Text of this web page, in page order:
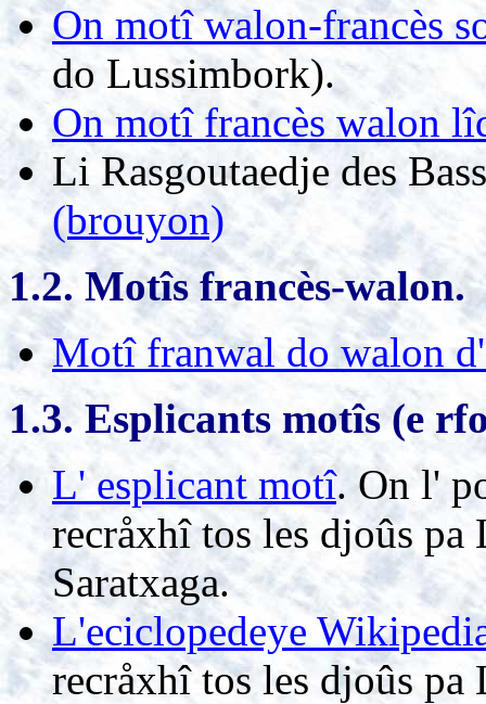
On motî walon-francès
do Lussimbork).
On motî francès walon
Li Rasgoutaedje des
(brouyon)
1.2. Motîs francès-walon.
Motî franwal do walon
1.3. Esplicants motîs (e
L' esplicant motî. On l'
recråxhî tos les djoûs
Saratxaga.
L'eciclopedeye
recråxhî tos les djoûs pa